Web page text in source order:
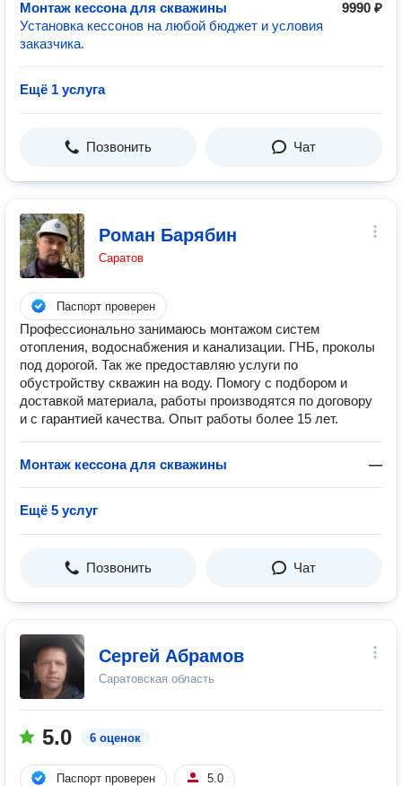
Монтаж кессона для скважины
9990 ₽
Установка кессонов на любой бюджет и условия
заказчика.
Ещё 1 услуга
Позвонить Чат
Роман Барябин
Саратов
Паспорт проверен
Профессионально занимаюсь монтажом систем
отопления, водоснабжения и канализации. ГНБ, проколы
под дорогой. Так же предоставляю услуги по
обустройству скважин на воду. Помогу с подбором и
доставкой материала, работы производятся по договору
и с гарантией качества. Опыт работы более 15 лет.
Монтаж кессона для скважины —
Ещё 5 услуг
Позвонить Чат
Сергей Абрамов
Саратовская область
5.0 6 оценок
Паспорт проверен 5.0